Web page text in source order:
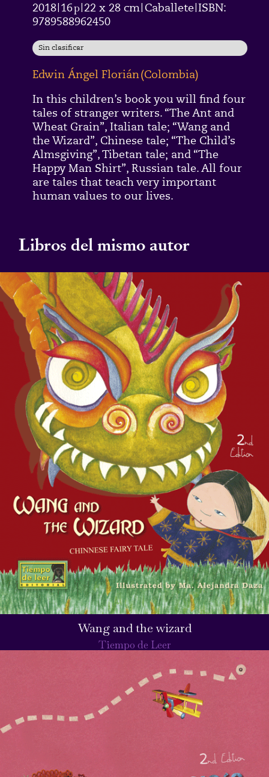
2018 16p 22 x 28 cm Caballete ISBN:
9789588962450
Sin clasificar
Edwin Ángel Florián(Colombia)
In this children’s book you will find four
tales of stranger writers. “The Ant and
Wheat Grain”, Italian tale; “Wang and
the Wizard”, Chinese tale; “The Child’s
Almsgiving”, Tibetan tale; and “The
Happy Man Shirt”, Russian tale. All four
are tales that teach very important
human values to our lives.
Libros del mismo autor
Wang and the wizard
Tiempo de Leer